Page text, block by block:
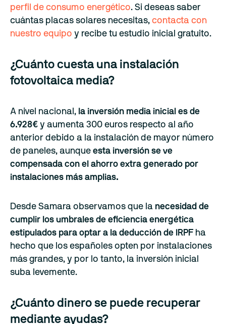
perfil de consumo energético. Si deseas saber
cuántas placas solares necesitas, contacta con
nuestro equipo y recibe tu estudio inicial gratuito.
¿Cuánto cuesta una instalación
fotovoltaica media?
A nivel nacional, la inversión media inicial es de
6.928€ y aumenta 300 euros respecto al año
anterior debido a la instalación de mayor número
de paneles, aunque esta inversión se ve
compensada con el ahorro extra generado por
instalaciones más amplias.
Desde Samara observamos que la necesidad de
cumplir los umbrales de eficiencia energética
estipulados para optar a la deducción de IRPF ha
hecho que los españoles opten por instalaciones
más grandes, y por lo tanto, la inversión inicial
suba levemente.
¿Cuánto dinero se puede recuperar
mediante ayudas?